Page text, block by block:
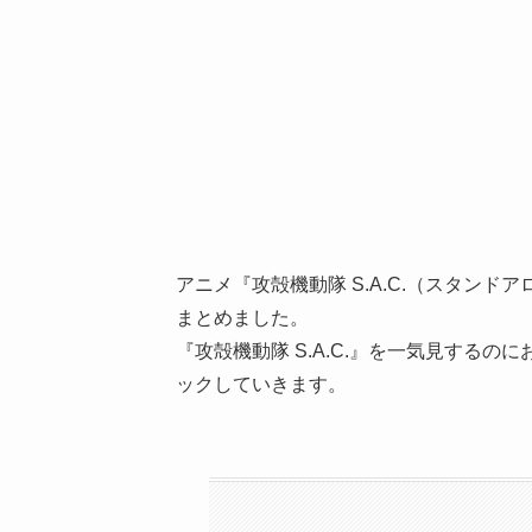
アニメ『攻殻機動隊 S.A.C.（スタンド
まとめました。
『攻殻機動隊 S.A.C.』を一気見するの
ックしていきます。